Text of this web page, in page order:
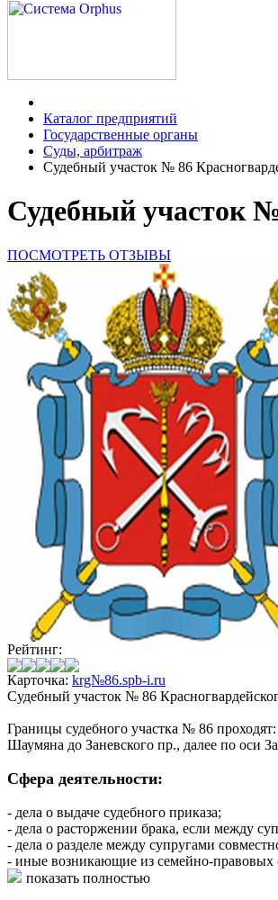
Каталог предприятий
Государственные органы
Суды, арбитраж
Судебный участок № 86
Судебный участок
ПОСМОТРЕТЬ ОТЗЫВЫ
Рейтинг:
Карточка: krg№86.spb-i.ru
Судебный участок № 86
Границы судебного участка № 86
Шаумяна до Заневского пр., далее по
Сфера деятельности:
- дела о выдаче судебного приказа;
- дела о расторжении брака, если между
- дела о разделе между супругами
- иные возникающие из семейно-правовых
усыновлении (удочерении) ребенка;
показать полностью